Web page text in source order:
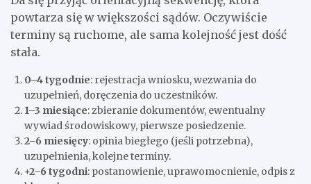
powtarza się w większości sądów. Oczywiście
terminy są ruchome, ale sama kolejność jest dość
stała.
0–4 tygodnie: rejestracja wniosku, wezwania do
uzupełnień, doręczenia do uczestników.
1–3 miesiące: zbieranie dokumentów, ewentualny
wywiad środowiskowy, pierwsze posiedzenie.
2–6 miesięcy: opinia biegłego (jeśli potrzebna),
uzupełnienia, kolejne terminy.
+2–6 tygodni: postanowienie, uprawomocnienie, odpis z